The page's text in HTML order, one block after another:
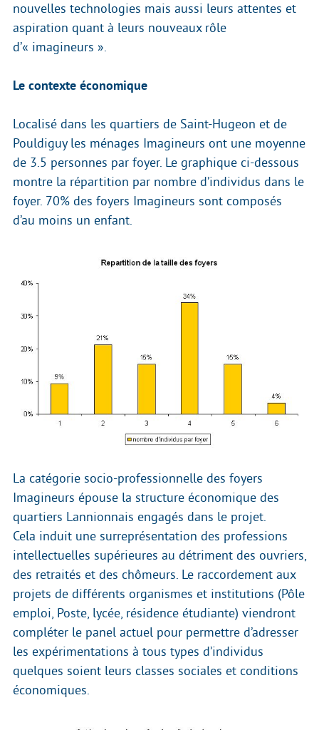
nouvelles technologies mais aussi leurs attentes et
aspiration quant à leurs nouveaux rôle
d’« imagineurs ».
Le contexte économique
Localisé dans les quartiers de Saint-Hugeon et de
Pouldiguy les ménages Imagineurs ont une moyenne
de 3.5 personnes par foyer. Le graphique ci-dessous
montre la répartition par nombre d’individus dans le
foyer. 70% des foyers Imagineurs sont composés
d’au moins un enfant.
La catégorie socio-professionnelle des foyers
Imagineurs épouse la structure économique des
quartiers Lannionnais engagés dans le projet.
Cela induit une surreprésentation des professions
intellectuelles supérieures au détriment des ouvriers,
des retraités et des chômeurs. Le raccordement aux
projets de différents organismes et institutions (Pôle
emploi, Poste, lycée, résidence étudiante) viendront
compléter le panel actuel pour permettre d’adresser
les expérimentations à tous types d’individus
quelques soient leurs classes sociales et conditions
économiques.